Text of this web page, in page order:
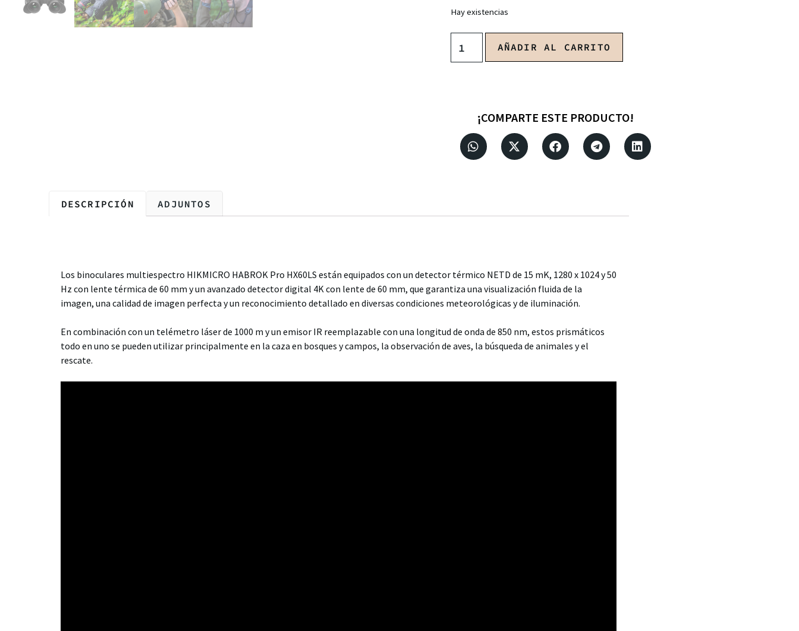
Hay existencias
AÑADIR AL CARRITO
¡COMPARTE ESTE PRODUCTO!
DESCRIPCIÓN ADJUNTOS
Los binoculares multiespectro HIKMICRO HABROK Pro HX60LS están equipados con un detector térmico NETD de 15 mK, 1280 x 1024 y 50
Hz con lente térmica de 60 mm y un avanzado detector digital 4K con lente de 60 mm, que garantiza una visualización fluida de la
imagen, una calidad de imagen perfecta y un reconocimiento detallado en diversas condiciones meteorológicas y de iluminación.
En combinación con un telémetro láser de 1000 m y un emisor IR reemplazable con una longitud de onda de 850 nm, estos prismáticos
todo en uno se pueden utilizar principalmente en la caza en bosques y campos, la observación de aves, la búsqueda de animales y el
rescate.